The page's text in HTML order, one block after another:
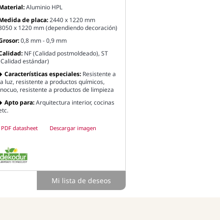
Aluminio HPL
de placa:2440 x 1220 mm
x 1220 mm (dependiendo decoración)
0,8 mm - 0,9 mm
NF (Calidad postmoldeado), ST
estándar)
Características especiales: Resistente a
luz, resistente a productos químicos,
resistente a productos de limpieza
Apto para:Arquitectura interior, cocinas
PDF datasheet Descargar imagen
Mi lista de deseos